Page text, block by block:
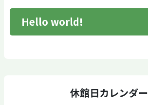
休館日カレンダー
Hello world!